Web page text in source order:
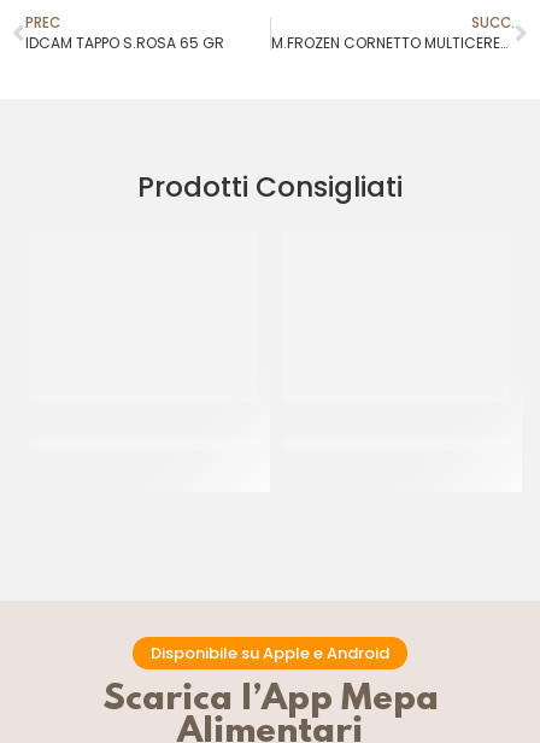
PREC
IDCAM TAPPO S.ROSA 65 GR
SUCC.
M.FROZEN CORNETTO MULTICEREALI VUOTO P/F 70 GR
Prodotti Consigliati
Disponibile su Apple e Android
Scarica l’App Mepa
Alimentari